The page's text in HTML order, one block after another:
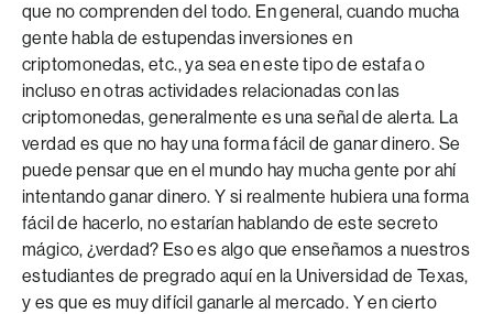
que no comprenden del todo. En general, cuando mucha
gente habla de estupendas inversiones en
criptomonedas, etc., ya sea en este tipo de estafa o
incluso en otras actividades relacionadas con las
criptomonedas, generalmente es una señal de alerta. La
verdad es que no hay una forma fácil de ganar dinero. Se
puede pensar que en el mundo hay mucha gente por ahí
intentando ganar dinero. Y si realmente hubiera una forma
fácil de hacerlo, no estarían hablando de este secreto
mágico, ¿verdad? Eso es algo que enseñamos a nuestros
estudiantes de pregrado aquí en la Universidad de Texas,
y es que es muy difícil ganarle al mercado. Y en cierto